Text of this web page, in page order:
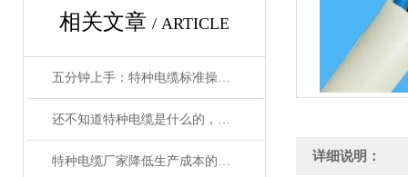
相关文章 / ARTICLE
五分钟上手：特种电缆标准操作流程详解
还不知道特种电缆是什么的，请看这里！
特种电缆厂家降低生产成本的合理手段 详细说明：